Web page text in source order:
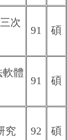
次
91 碩
軟體
91 碩
究 92 碩